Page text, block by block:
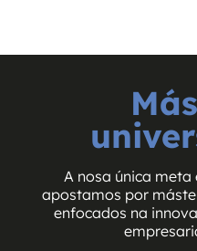
A nosa única meta
apostamos por
enfocados na